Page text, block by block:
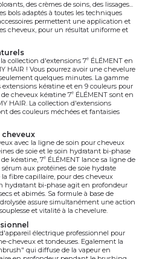
fluide sans rinçage, le masque de nuit et
réduisent la casse et
l'ensemble de la gamme pour une
blonds, décolorés ou gris.
etpigments violets , cette sous-
reflets jaunes indésirables. Le bouclier
causés par le soleil. La gamme
spray sans rinçage pour une routine
la coloration
7eÉLÉMENT, desaccessoires pour
les différentes méthodes d'application
des crèmes de soins, des lissages...
bols adaptés à toutes les techniques
permettent une application et
cheveux, pour un résultat uniforme et
collection d' extensions 7e ÉLÉMENT en
HAIR ! Vous pourrez avoir une chevelure
quelques minutes. La gamme
kératine et en 9 couleurs pour
cheveux kératine 7 ÉLÉMENT sont en
HAIR. La collection d'extensions
des couleurs méchées et fantaisies